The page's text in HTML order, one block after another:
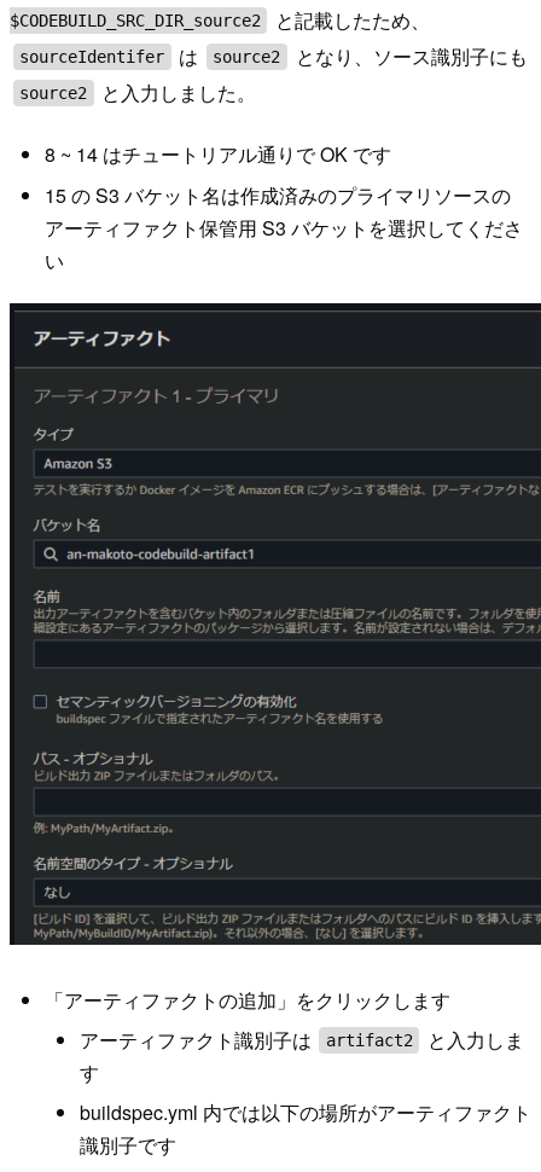
$CODEBUILD_SRC_DIR_source2
と記載したため、
sourceIdentifer は source2 となり、ソース識別子にも
source2 と入力しました。
8 ~ 14 はチュートリアル通りで OK です
15 の S3 バケット名は作成済みのプライマリソースの
アーティファクト保管用 S3 バケットを選択してくださ
い
「アーティファクトの追加」をクリックします
アーティファクト識別子は
artifact2
と入力しま
す
buildspec.yml 内では以下の場所がアーティファクト
識別子です